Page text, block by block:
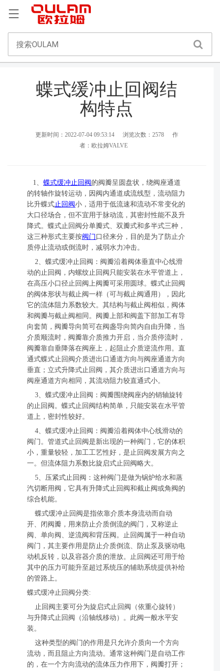
蝶式缓冲止回阀结
构特点
更新时间：2022-07-04 09:53:14 浏览次数：2578
作
者：欧拉姆VALVE
1、蝶式缓冲止回阀 的阀瓣呈圆盘状，绕阀座通道
的转轴作旋转运动，因阀内通道成流线型，流动阻力
比升蝶式止回阀小，适用于低流速和流动不常变化的
大口径场合，但不宜用于脉动流，其密封性能不及升
降式。蝶式止回阀分单瓣式、双瓣式和多半式三种，
这三种形式主要按阀门 口径来分，目的是为了防止介
质停止流动或倒流时，减弱水力冲击。
2、蝶式缓冲止回阀：阀瓣沿着阀体垂直中心线滑
动的止回阀，内螺纹止回阀只能安装在水平管道上，
在高压小口径止回阀上阀瓣可采用圆球。蝶式止回阀
的阀体形状与截止阀一样（可与截止阀通用），因此
它的流体阻力系数较大。其结构与截止阀相似，阀体
和阀瓣与截止阀相同。阀瓣上部和阀盖下部加工有导
向套简，阀瓣导向简可在阀盏导向简内自由升降，当
介质顺流时，阀瓣靠介质推力开启，当介质停流时，
阀瓣靠自垂降落在阀座上，起阻止介质逆流作用。直
通式蝶式止回阀介质进出口通道方向与阀座通道方向
垂直；立式升降式止回阀，其介质进出口通道方向与
阀座通道方向相同，其流动阻力较直通式小。
3、蝶式缓冲止回阀：阀瓣围绕阀座内的销轴旋转
的止回阀。蝶式止回阀结构简单，只能安装在水平管
道上，密封性较好。
4、蝶式缓冲止回阀：阀瓣沿着阀体中心线滑动的
阀门。管道式止回阀是新出现的一种阀门，它的体积
小，重量较轻，加工工艺性好，是止回阀发展方向之
一。但流体阻力系数比旋启式止回阀略大。
5、压紧式止回阀：这种阀门是做为锅炉给水和蒸
汽切断用阀，它具有升降式止回阀和截止阀或角阀的
综合机能。
蝶式缓冲止回阀是指依靠介质本身流动而自动
开、闭阀瓣，用来防止介质倒流的阀门，又称逆止
阀、单向阀、逆流阀和背压阀。止回阀属于一种自动
阀门，其主要作用是防止介质倒流、防止泵及驱动电
动机反转，以及容器介质的泄放。止回阀还可用于给
其中的压力可能升至超过系统压的辅助系统提供补给
的管路上。
蝶式缓冲止回阀分类:
止回阀主要可分为旋启式止回阀（依重心旋转）
与升降式止回阀（沿轴线移动）。此阀一般水平安
装。
这种类型的阀门的作用是只允许介质向一个方向
流动，而且阻止方向流动。通常这种阀门是自动工作
的，在一个方向流动的流体压力作用下，阀瓣打开；